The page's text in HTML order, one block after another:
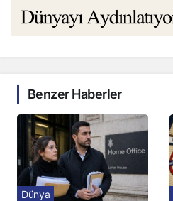
Benzer Haberler
Dünya